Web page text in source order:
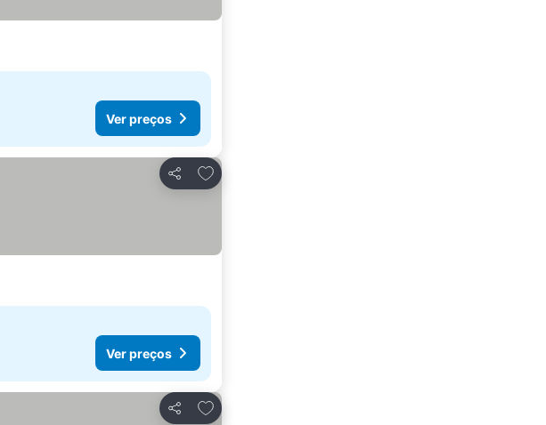
Ver preços
Partilhar
Adicionar aos favoritos
Ver preços
Partilhar
Adicionar aos favoritos